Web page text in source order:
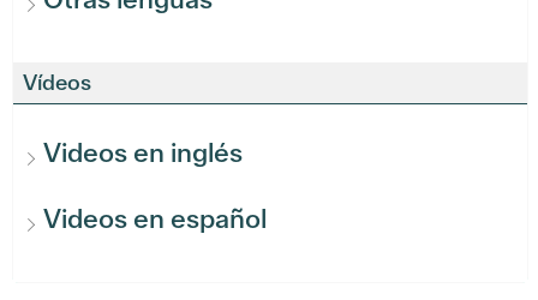
Vídeos
Videos en inglés
Videos en español